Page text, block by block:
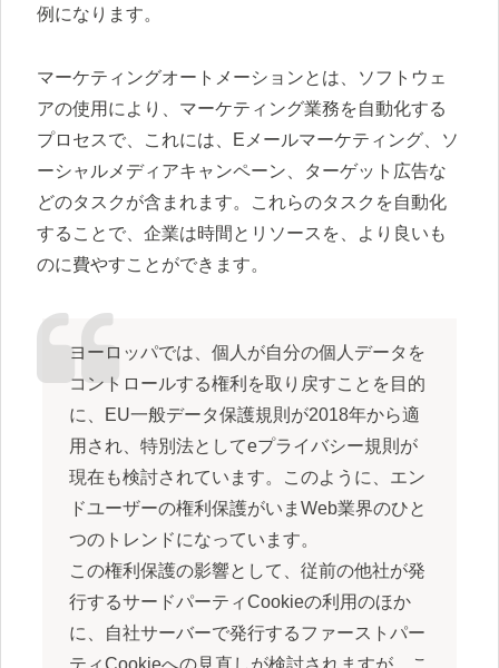
例になります。
マーケティングオートメーションとは、ソフトウェ
アの使用により、マーケティング業務を自動化する
プロセスで、これには、Eメールマーケティング、ソ
ーシャルメディアキャンペーン、ターゲット広告な
どのタスクが含まれます。これらのタスクを自動化
することで、企業は時間とリソースを、より良いも
のに費やすことができます。
ヨーロッパでは、個人が自分の個人データを
コントロールする権利を取り戻すことを目的
に、EU一般データ保護規則が2018年から適
用され、特別法としてeプライバシー規則が
現在も検討されています。このように、エン
ドユーザーの権利保護がいまWeb業界のひと
つのトレンドになっています。
この権利保護の影響として、従前の他社が発
行するサードパーティCookieの利用のほか
に、自社サーバーで発行するファーストパー